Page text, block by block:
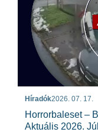
Híradók2026. 07. 17.
Horrorbaleset –
Aktuális 2026.